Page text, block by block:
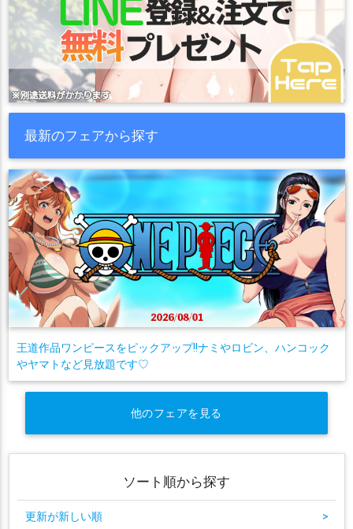
最新のフェアから探す
王道作品ワンピースをピックアップ!!ナミやロビン、ハンコック
やヤマトなど見放題です♡
他のフェアを見る
ソート順から探す
更新が新しい順 >